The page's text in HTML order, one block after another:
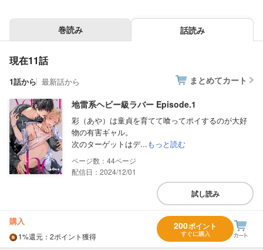
巻読み 話読み
現在11話
1話から 最新話から まとめてカート
地雷系ヘビー級ラバー Episode.1
彩（あや）は童貞を育てて喰ってポイするのが大好
物の有害ギャル。
次のターゲットはデ...もっと読む
44
配信日：2024/12/01
試し読み
購入
1%還元 ：2ポイント獲得
200ポイント
すぐに購入